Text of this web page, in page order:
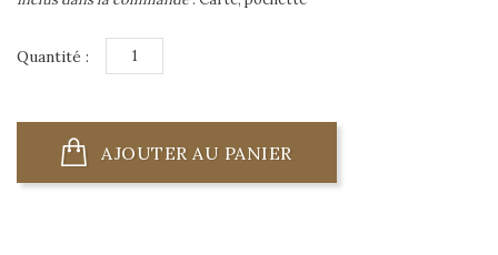
Quantité :
AJOUTER AU PANIER